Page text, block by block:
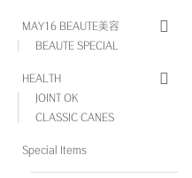
MAY16 BEAUTE美容
BEAUTE SPECIAL
HEALTH
JOINT OK
CLASSIC CANES
Special Items